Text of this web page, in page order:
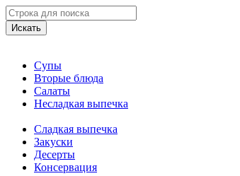
Искать
Супы
Вторые блюда
Салаты
Несладкая выпечка
Сладкая выпечка
Закуски
Десерты
Консервация